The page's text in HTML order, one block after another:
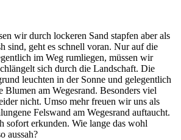
wir durch lockeren Sand stapfen aber als
sind, geht es schnell voran. Nur auf die
im Weg rumliegen, müssen wir
sich durch die Landschaft. Die
leuchten in der Sonne und gelegentlich
Blumen am Wegesrand. Besonders viel
nicht. Umso mehr freuen wir uns als
Felswand am Wegesrand auftaucht.
sofort erkunden. Wie lange das wohl
aussah?